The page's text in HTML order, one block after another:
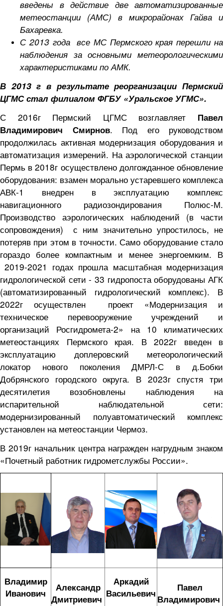
введены в действие две автоматизированные
метеостанции (АМС) в микрорайонах Гайва и
Бахаревка.
С 2013 года все МС Пермского края перешли на
наблюдения за основными метеорологическими
характеристиками по АМК.
В 2013 г в результате реорганизации Пермский
ЦГМС стал филиалом ФГБУ «Уральское УГМС».
С 2016г Пермский ЦГМС возглавляет Павел
Владимирович Смирнов. Под его руководством
продолжилась активная модернизация оборудования и
автоматизация измерений. На аэрологической станции
Пермь в 2018г осуществлено долгожданное обновление
оборудования: взамен морально устаревшего комплекса
АВК-1 внедрен в эксплуатацию комплекс
навигационного радиозондирования Полюс-М.
Производство аэрологических наблюдений (в части
сопровождения) с ним значительно упростилось, не
потеряв при этом в точности. Само оборудование стало
гораздо более компактным и менее энергоемким. В
2019-2021 годах прошла масштабная модернизация
гидрологической сети - 33 гидропоста оборудованы АГК
(автоматизированный гидрологический комплекс). В
2022г осуществлен проект «Модернизация и
техническое перевооружение учреждений и
организаций Росгидромета-2» на 10 климатических
метеостанциях Пермского края. В 2022г введен в
эксплуатацию доплеровский метеорологический
локатор нового поколения ДМРЛ-С в д.Бобки
Добрянского городского округа. В 2023г спустя три
десятилетия возобновлены наблюдения на
испарительной наблюдательной сети:
модернизированный полуавтоматический комплекс
установлен на метеостанции Чермоз.
В 2019г начальник центра награжден нагрудным знаком
«Почетный работник гидрометслужбы России».
Владимир
Иванович
Александр
Дмитриевич
Аркадий
Васильевич
Павел
Владимирович